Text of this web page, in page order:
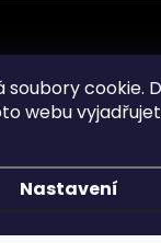
soubory cookie.
webu
Nastavení
↗